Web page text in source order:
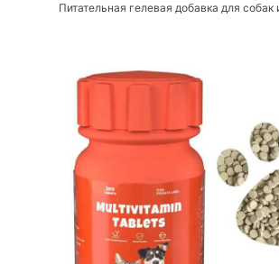
Питательная гелевая добавка для собак